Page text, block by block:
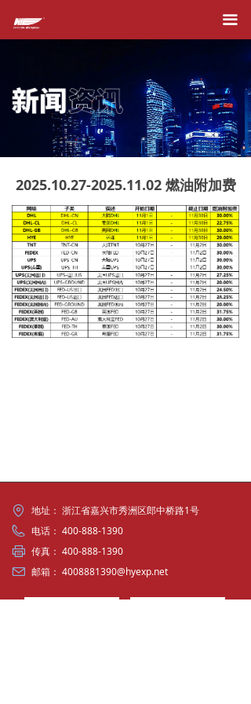
끀
首页
产品服务
在线下单
快件追踪
运价查询
附加费
新闻资讯
加入我们
合作伙伴
2025.10.27-2025.11.02 燃油附加费
地址： 浙江省嘉兴市秀洲区郎中桥路1号
电话： 400-888-1390
传真： 400-888-1390
邮箱： 4008881390@hyexp.net